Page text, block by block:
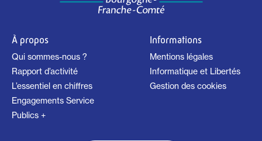
À propos
Qui sommes-nous ?
Rapport d’activité
L’essentiel en chiffres
Engagements Service
Publics +
Informations
Mentions légales
Informatique et Libertés
Gestion des cookies